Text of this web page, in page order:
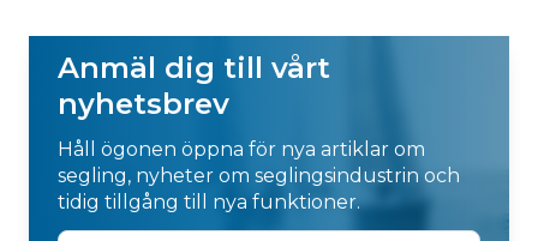
Anmäl dig till vårt
nyhetsbrev
Håll ögonen öppna för nya artiklar om
segling, nyheter om seglingsindustrin och
tidig tillgång till nya funktioner.